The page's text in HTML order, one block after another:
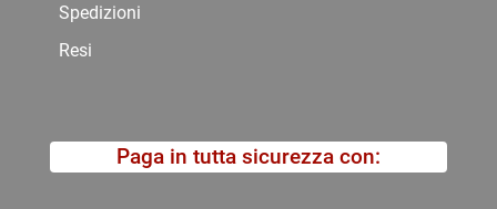
Spedizioni
Resi
Paga in tutta sicurezza con: